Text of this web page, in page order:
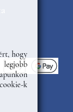
hogy
legjobb
k